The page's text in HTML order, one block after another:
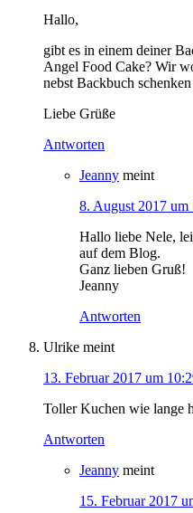
Hallo,
gibt es in einem deiner
Angel Food Cake? Wir
nebst Backbuch
Liebe Grüße
Antworten
Jeanny meint
8. August 2017 um
Hallo liebe Nele,
auf dem Blog.
Ganz lieben Gruß!
Jeanny
Antworten
Ulrike meint
13. Februar 2017 um
Toller Kuchen wie lange
Antworten
Jeanny meint
15. Februar 2017